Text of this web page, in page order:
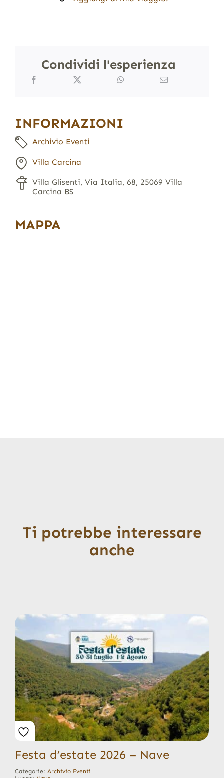
Condividi l'esperienza
INFORMAZIONI
Archivio Eventi
Villa Carcina
Villa Glisenti, Via Italia, 68, 25069 Villa
Carcina BS
MAPPA
Ti potrebbe interessare
anche
Festa d’estate 2026 – Nave
Categorie: Archivio Eventi